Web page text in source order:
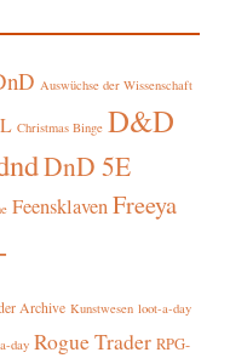
Auswüchse der Wissenschaft
Christmas Binge D&D
DnD 5E
FeensklavenFreeya
Archive Kunstwesen loot-a-day
day Rogue Trader RPG-